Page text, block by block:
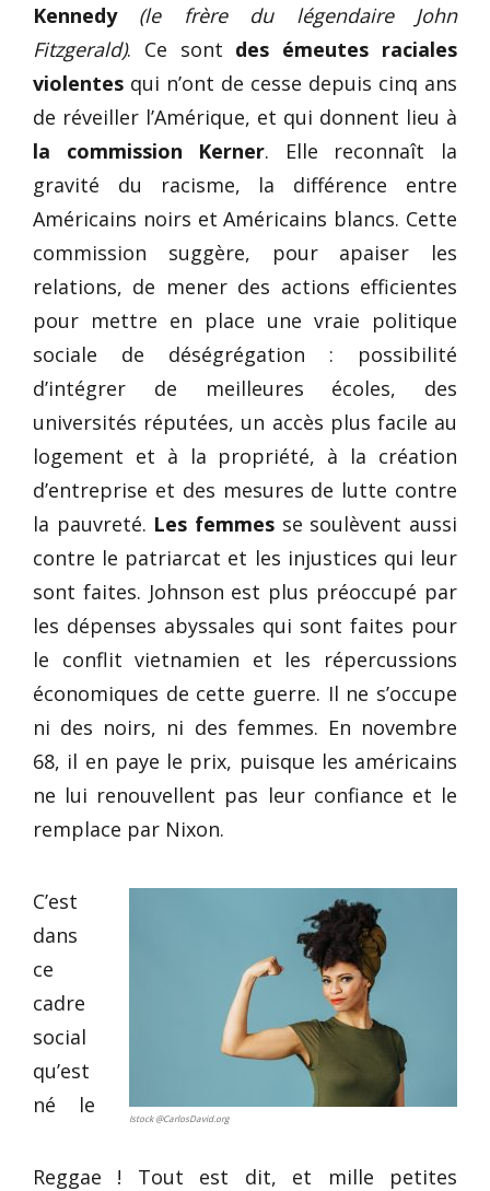
Kennedy
(le frère du légendaire John
Fitzgerald). Ce sont des émeutes raciales
violentes qui n’ont de cesse depuis cinq ans
de réveiller l’Amérique, et qui donnent lieu à
la commission Kerner. Elle reconnaît la
gravité du racisme, la différence entre
Américains noirs et Américains blancs. Cette
commission suggère, pour apaiser les
relations, de mener des actions efficientes
pour mettre en place une vraie politique
sociale de déségrégation : possibilité
d’intégrer de meilleures écoles, des
universités réputées, un accès plus facile au
logement et à la propriété, à la création
d’entreprise et des mesures de lutte contre
la pauvreté. Les femmes se soulèvent aussi
contre le patriarcat et les injustices qui leur
sont faites. Johnson est plus préoccupé par
les dépenses abyssales qui sont faites pour
le conflit vietnamien et les répercussions
économiques de cette guerre. Il ne s’occupe
ni des noirs, ni des femmes. En novembre
68, il en paye le prix, puisque les américains
ne lui renouvellent pas leur confiance et le
remplace par Nixon.
Istock @CarlosDavid.org
C’est
dans
ce
cadre
social
qu’est
né le
Reggae ! Tout est dit, et mille petites